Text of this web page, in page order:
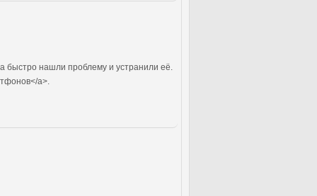
быстро нашли проблему и устранили её.
a>.